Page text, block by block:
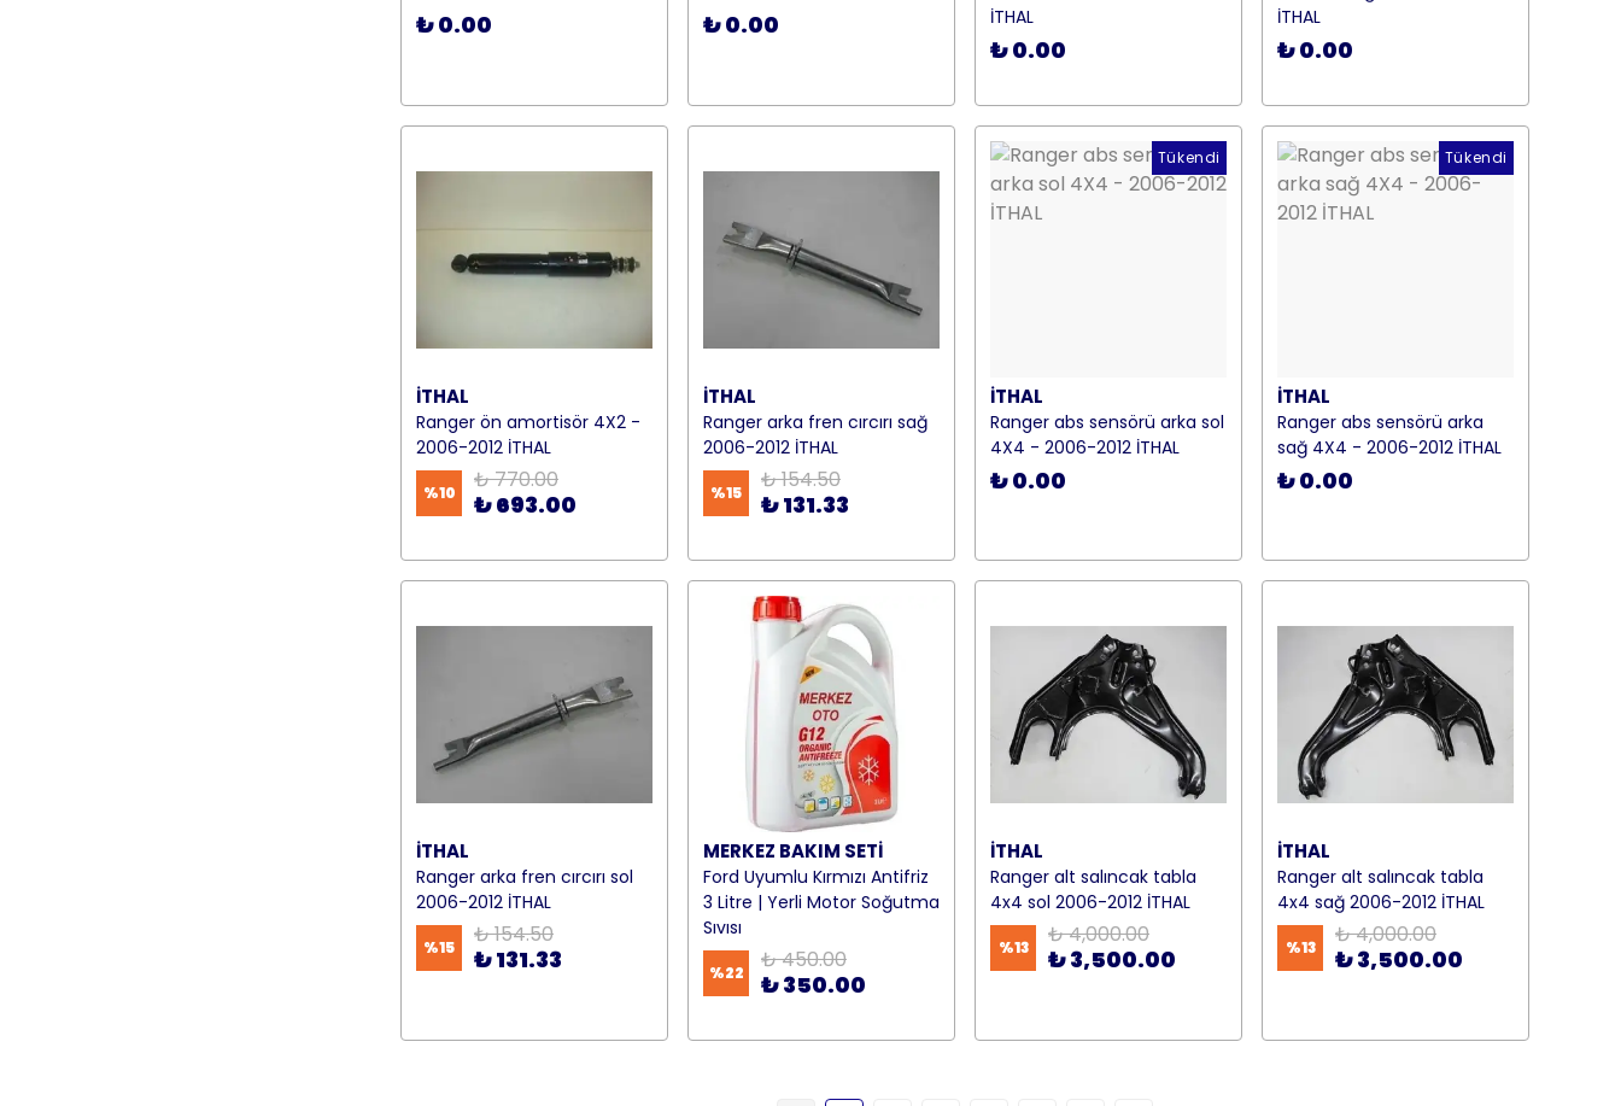
₺ 0.00 ₺ 0.00
İTHAL
₺ 0.00
İTHAL
₺ 0.00
İTHAL
Ranger ön amortisör 4X2 -
2006-2012 İTHAL
%10 ₺ 770.00
₺ 693.00
İTHAL
Ranger arka fren cırcırı sağ
2006-2012 İTHAL
%15 ₺ 154.50
₺ 131.33
Tükendi
İTHAL
Ranger abs sensörü arka sol
4X4 - 2006-2012 İTHAL
₺ 0.00
Tükendi
İTHAL
Ranger abs sensörü arka
sağ 4X4 - 2006-2012 İTHAL
₺ 0.00
İTHAL
Ranger arka fren cırcırı sol
2006-2012 İTHAL
%15 ₺ 154.50
₺ 131.33
MERKEZ BAKIM SETİ
Ford Uyumlu Kırmızı Antifriz
3 Litre | Yerli Motor Soğutma
Sıvısı
%22 ₺ 450.00
₺ 350.00
İTHAL
Ranger alt salıncak tabla
4x4 sol 2006-2012 İTHAL
%13 ₺ 4,000.00
₺ 3,500.00
İTHAL
Ranger alt salıncak tabla
4x4 sağ 2006-2012 İTHAL
%13 ₺ 4,000.00
₺ 3,500.00